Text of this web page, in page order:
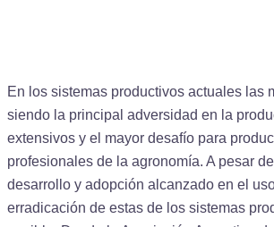
En los sistemas productivos actuales las
siendo la principal adversidad en la
extensivos y el mayor desafío para
profesionales de la agronomía. A pesar
desarrollo y adopción alcanzado en el
erradicación de estas de los sistemas